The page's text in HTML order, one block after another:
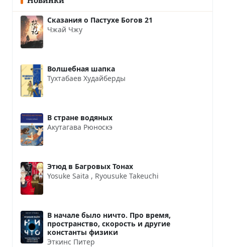
Сказания о Пастухе Богов 21
Чжай Чжу
Волшебная шапка
Тухтабаев Худайберды
В стране водяных
Акутагава Рюноскэ
Этюд в Багровых Тонах
Yosuke Saita , Ryousuke Takeuchi
В начале было ничто. Про время,
пространство, скорость и другие
константы физики
Эткинс Питер